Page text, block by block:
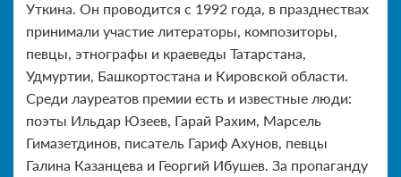
Уткина. Он проводится с 1992 года, в празднествах
принимали участие литераторы, композиторы,
певцы, этнографы и краеведы Татарстана,
Удмуртии, Башкортостана и Кировской области.
Среди лауреатов премии есть и известные люди:
поэты Ильдар Юзеев, Гарай Рахим, Марсель
Гимазетдинов, писатель Гариф Ахунов, певцы
Галина Казанцева и Георгий Ибушев. За пропаганду